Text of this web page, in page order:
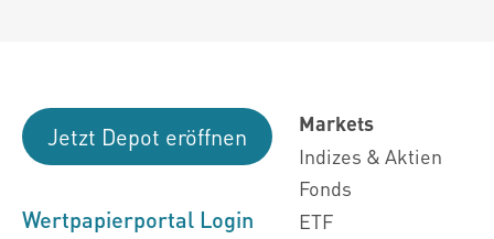
Jetzt Depot eröffnen
Wertpapierportal Login
Markets
Indizes & Aktien
Fonds
ETF